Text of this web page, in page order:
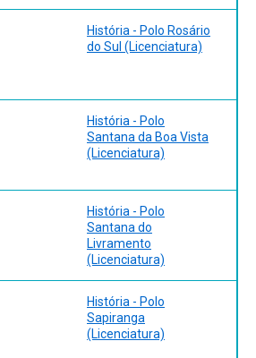
História - Polo Rosário
do Sul (Licenciatura)
História - Polo
Santana da Boa Vista
(Licenciatura)
História - Polo
Santana do
Livramento
(Licenciatura)
História - Polo
Sapiranga
(Licenciatura)